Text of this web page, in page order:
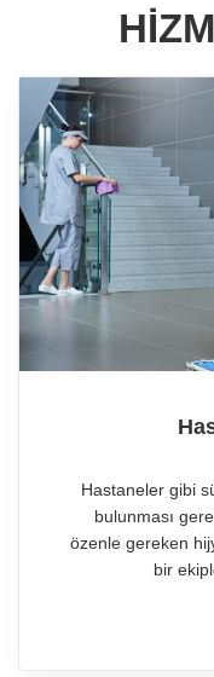
Hastaneler gibi
bulunması
özenle gereken
bir